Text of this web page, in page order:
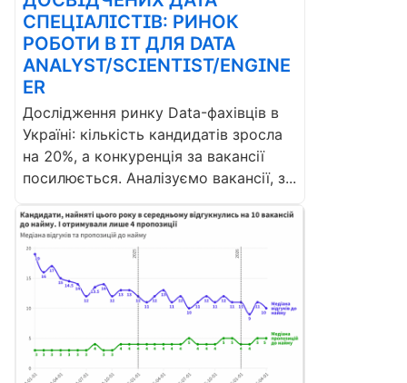
СПЕЦІАЛІСТІВ: РИНОК
РОБОТИ В ІТ ДЛЯ DATA
ANALYST/SCIENTIST/ENGINE
ER
Дослідження ринку Data-фахівців в
Україні: кількість кандидатів зросла
на 20%, а конкуренція за вакансії
посилюється. Аналізуємо вакансії, з...